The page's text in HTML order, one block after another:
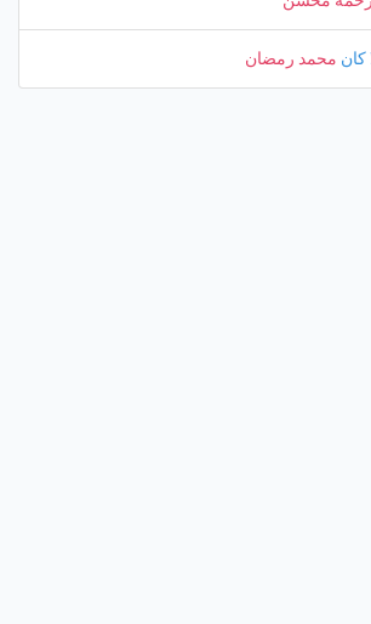
كان محمد رمضان